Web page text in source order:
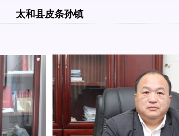
太和县皮条孙镇